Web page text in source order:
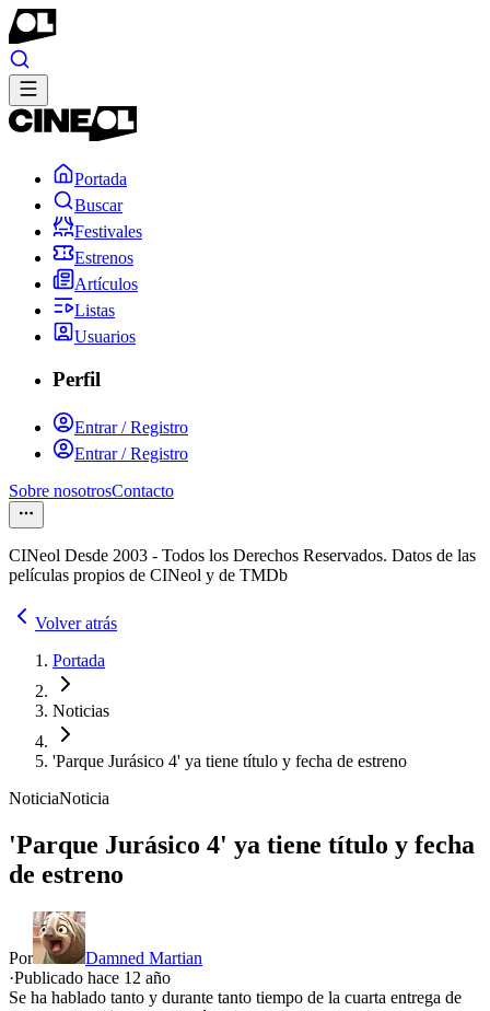
Portada
Buscar
Festivales
Estrenos
Artículos
Listas
Usuarios
Perfil
Entrar / Registro
Entrar / Registro
Sobre nosotrosContacto
CINeol Desde 2003 - Todos los Derechos Reservados. Datos de las
películas propios de CINeol y de TMDb
Volver atrás
Portada
Noticias
'Parque Jurásico 4' ya tiene título y fecha de estreno
NoticiaNoticia
'Parque Jurásico 4' ya tiene título y fecha
de estreno
Por
Damned Martian
·Publicado hace 12 año
Se ha hablado tanto y durante tanto tiempo de la cuarta entrega de